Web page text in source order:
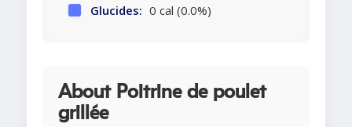
Glucides: 0 cal (0.0%)
About Poitrine de poulet
grillée